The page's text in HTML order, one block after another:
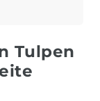
Tulpen